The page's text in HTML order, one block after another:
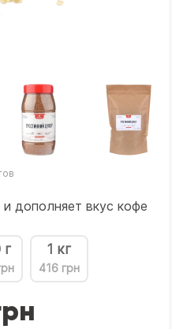
дополняет вкус кофе
г 1 кг
416 грн